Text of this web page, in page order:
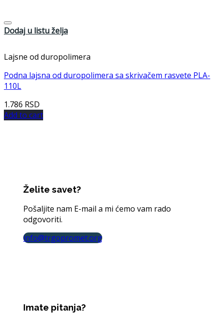
Dodaj u listu želja
Lajsne od duropolimera
Podna lajsna od duropolimera sa skrivačem rasvete PLA-
110L
1.786 RSD
Add to cart
Želite savet?
Pošaljite nam E-mail a mi ćemo vam rado
odgovoriti.
info@trgopromet.org
Imate pitanja?